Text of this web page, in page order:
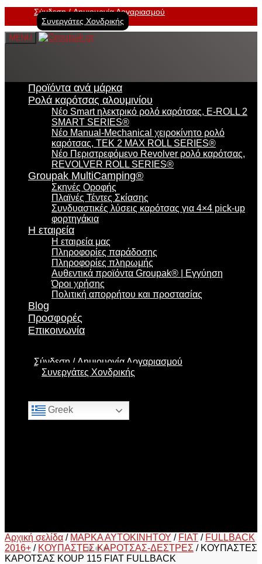
Σύνδεση
Δημιουργία Λογαριασμού
Συνεργάτες Χονδρικής
MENU
Προϊόντα ανά μάρκα
Ρολά καρότσας αλουμινίου
Νέο Smart ηλεκτρικό ρολό καρότσας, E-ROLL 2
SMART SERIES®
Νέο Manual-Mechanical χειροκίνητο ρολό
καρότσας, TEK 2 MAX ROLL SERIES®
Νέο Περιστρεφόμενο Revolver ρολό καρότσας,
REVOLVER ROLL SERIES®
Groupak MultiCamping®
Σκηνές Οροφής
Πλαϊνές Τέντες Σκίασης
Συνδυαστικές λύσεις καρότσας για 4×4 pick-up
φορτηγάκια
Η εταιρεία
Η εταιρεία μας
Πληροφορίες παράδοσης
Πληροφορίες πληρωμής
Αυθεντικά προϊόντα Groupak® | Εγγύηση
Όροι χρήσης
Πολιτική απορρήτου και προστασίας
Blog
Προσφορές
Επικοινωνία
Greek
Σύνδεση
Δημιουργία Λογαριασμού
Συνεργάτες Χονδρικής
Αρχική σελίδα / ΜΑΡΚΑ ΑΥΤΟΚΙΝΗΤΟΥ / FIAT / FULLBACK
2016+ / ΚΟΥΠΑΣΤΕΣ ΚΑΡΟΤΣΑΣ-ΔΕΣΤΡΕΣ / ΚΟΥΠΑΣΤΕΣ
ΚΑΡΟΤΣΑΣ KOUP 115 FIAT FULLBACK